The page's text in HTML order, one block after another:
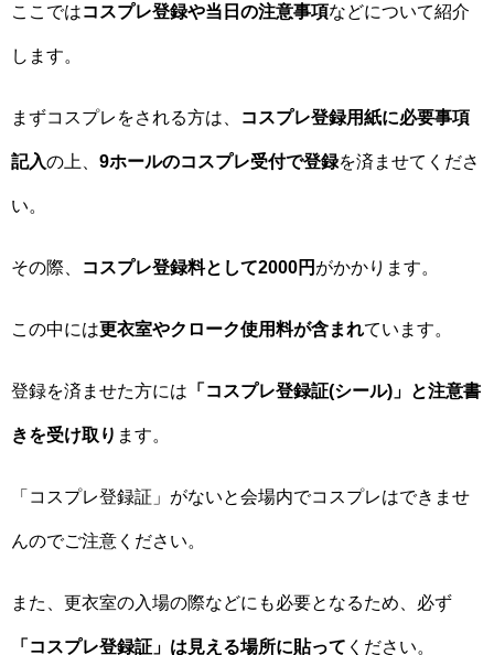
ここではコスプレ登録や当日の注意事項などについて紹介
します。
まずコスプレをされる方は、 コスプレ登録用紙に必要事項
記入の上、 9ホールのコスプレ受付で登録を済ませてくださ
い。
その際、 コスプレ登録料として2000円 がかかります。
この中には更衣室やクローク使用料が含まれています。
登録を済ませた方には 「コスプレ登録証(シール)」と注意書
きを受け取り ます。
「コスプレ登録証」がないと会場内でコスプレはできませ
んのでご注意ください。
また、更衣室の入場の際などにも必要となるため、必ず
「コスプレ登録証」は見える場所に貼って ください。